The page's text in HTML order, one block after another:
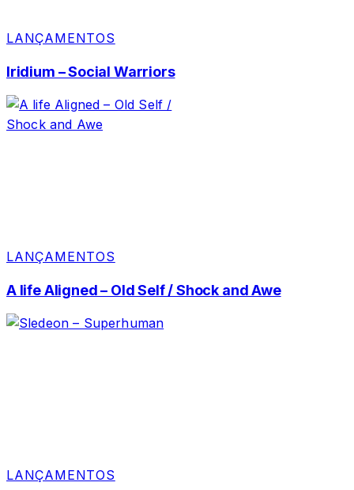
LANÇAMENTOS
Iridium – Social Warriors
LANÇAMENTOS
A life Aligned – Old Self / Shock and Awe
LANÇAMENTOS